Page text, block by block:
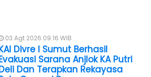
03 Agt 2026 09:16 WIB
Divre I Sumut Berhasil
Sarana Anjlok KA Putri
Dan Terapkan Rekayasa